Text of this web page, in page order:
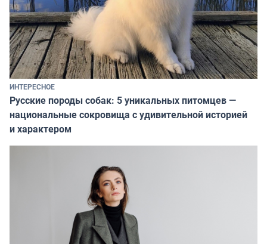
ИНТЕРЕСНОЕ
Русские породы собак: 5 уникальных питомцев —
национальные сокровища с удивительной историей
и характером